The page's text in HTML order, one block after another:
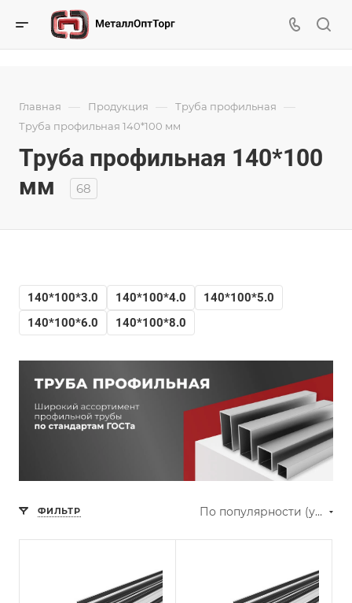
Главная — Продукция — Труба профильная —
Труба профильная 140*100 мм
Труба профильная 140*100
мм
68
140*100*3.0 140*100*4.0
140*100*5.0
140*100*6.0
140*100*8.0
ФИЛЬТР По популярности (убывание)